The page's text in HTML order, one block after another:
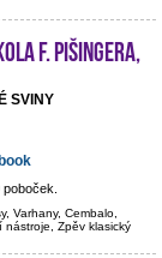
F. Pišingera,
SVINY
Varhany, Cembalo,
Zpěv klasický